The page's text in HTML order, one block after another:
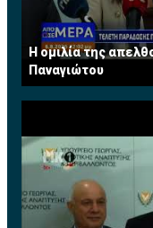
Η ομιλία της
Παναγιώτου